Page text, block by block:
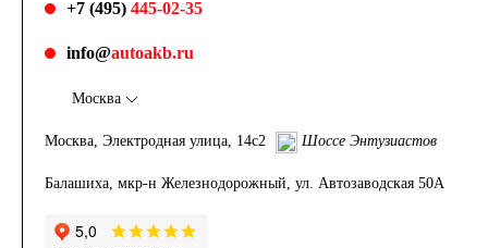
+7 (495) 445-02-35
info@autoakb.ru
Москва
Москва, Электродная улица, 14с2 Шоссе Энтузиастов
Балашиха, мкр-н Железнодорожный, ул. Автозаводская 50А